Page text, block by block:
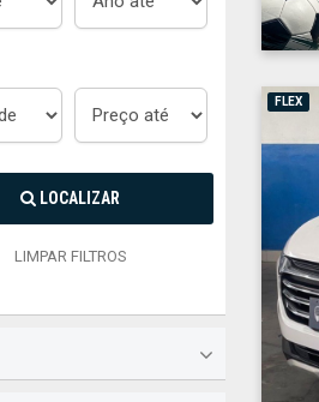
LOCALIZAR
LIMPAR FILTROS
FLEX